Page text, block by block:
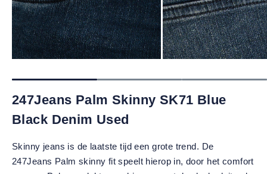
247Jeans Palm Skinny SK71 Blue
Black Denim Used
Skinny jeans is de laatste tijd een grote trend. De
247Jeans Palm skinny fit speelt hierop in, door het comfort